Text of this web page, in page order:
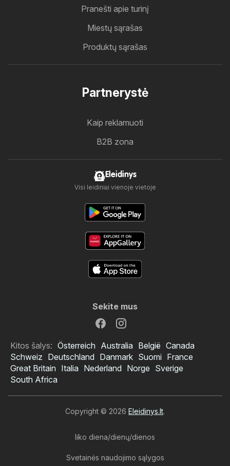
Pranešti apie turinį
Miestų sąrašas
Produktų sąrašas
Partnerystė
Kaip reklamuoti
B2B zona
Eleidinys
Visi leidiniai vienoje vietoje
Sekite mus
Kitos šalys: Österreich Australia België Canada
Schweiz Deutschland Danmark Suomi France
Great Britain Italia Nederland Norge Sverige
South Africa
Copyright © 2026 Eleidinys.lt.
liko diena/dienų/dienos
Svetainės naudojimo sąlygos